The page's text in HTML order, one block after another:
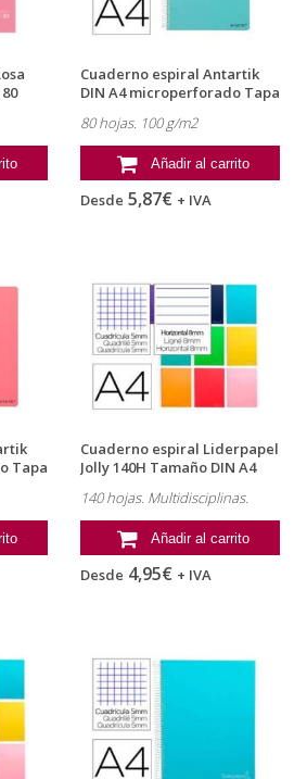
Cuaderno espiral Antartik
DIN A4 microperforado Tapa
80 hojas. 100 g/m2
Añadir al carrito
Desde 5,87€ + IVA
Tapa
Cuaderno espiral Liderpapel
Jolly 140H Tamaño DIN A4
140 hojas. Multidisciplinas.
Añadir al carrito
Desde 4,95€ + IVA